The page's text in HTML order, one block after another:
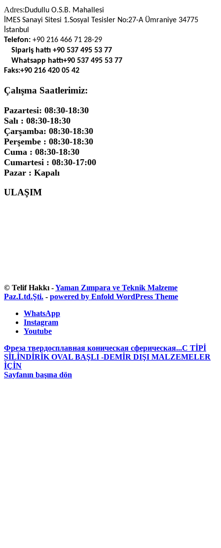
Adres:Dudullu O.S.B. Mahallesi
İMES Sanayi Sitesi 1.Sosyal Tesisler No:27-A Ümraniye 34775
İstanbul
Telefon: +90 216 466 71 28-29
Sipariş hattı +90 537 495 53 77
Whatsapp hattı+90 537 495 53 77
Faks:+90 216 420 05 42
Çalışma Saatlerimiz:
Pazartesi: 08:30-18:30
Salı : 08:30-18:30
Çarşamba: 08:30-18:30
Perşembe : 08:30-18:30
Cuma : 08:30-18:30
Cumartesi : 08:30-17:00
Pazar : Kapalı
ULAŞIM
© Telif Hakkı -Yaman Zımpara ve Teknik Malzeme
Paz.Ltd.Şti. - powered by Enfold WordPress Theme
WhatsApp
Instagram
Youtube
Фреза твердосплавная коническая сферическая...C TİPİ
SİLİNDİRİK OVAL BAŞLI -DEMİR DIŞI MALZEMELER
İÇİN
Sayfanın başına dön